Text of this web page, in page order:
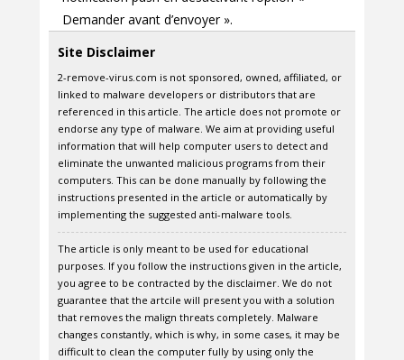
Demander avant d’envoyer ».
Site Disclaimer
2-remove-virus.com is not sponsored, owned, affiliated, or
linked to malware developers or distributors that are
referenced in this article. The article does not promote or
endorse any type of malware. We aim at providing useful
information that will help computer users to detect and
eliminate the unwanted malicious programs from their
computers. This can be done manually by following the
instructions presented in the article or automatically by
implementing the suggested anti-malware tools.
The article is only meant to be used for educational
purposes. If you follow the instructions given in the article,
you agree to be contracted by the disclaimer. We do not
guarantee that the artcile will present you with a solution
that removes the malign threats completely. Malware
changes constantly, which is why, in some cases, it may be
difficult to clean the computer fully by using only the